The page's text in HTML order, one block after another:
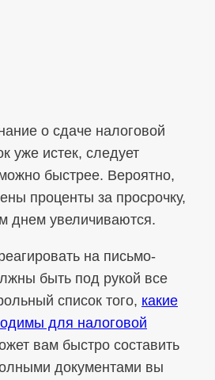
о сдаче налоговой
уже истек, следует
быстрее. Вероятно,
проценты за просрочку,
днем увеличиваются.
на письмо-
быть под рукой все
список того, какие
для налоговой
вам быстро составить
документами вы